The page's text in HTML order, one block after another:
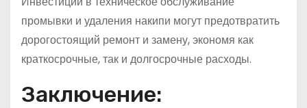
промывки и удаления накипи могут предотвратить
дорогостоящий ремонт и замену, экономя как
краткосрочные, так и долгосрочные расходы.
Заключение: